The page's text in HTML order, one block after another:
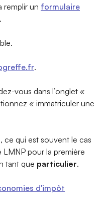
remplir un formulaire
.
vous dans l’onglet «
« immatriculer une
ce qui est souvent le cas
LMNP pour la première
tant que particulier.
d'impôt